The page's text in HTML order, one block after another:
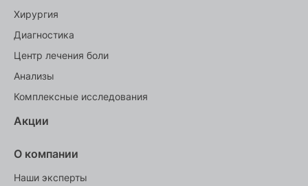
Хирургия
Диагностика
Центр лечения боли
Анализы
Комплексные исследования
Акции
О компании
Наши эксперты